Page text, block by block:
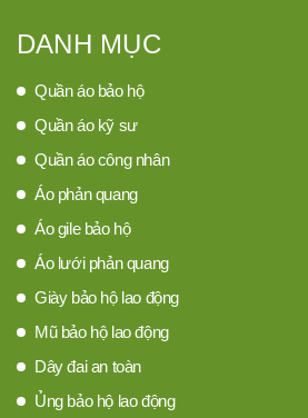
DANH MỤC
Quần áo bảo hộ
Quần áo kỹ sư
Quần áo công nhân
Áo phản quang
Áo gile bảo hộ
Áo lưới phản quang
Giày bảo hộ lao động
Mũ bảo hộ lao động
Dây đai an toàn
Ủng bảo hộ lao động